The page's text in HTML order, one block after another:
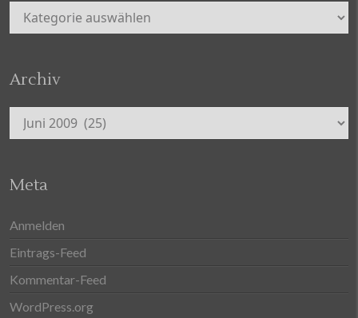
Kategorien
Archiv
Archiv
Meta
Anmelden
Eintrags-Feed
Kommentar-Feed
WordPress.org